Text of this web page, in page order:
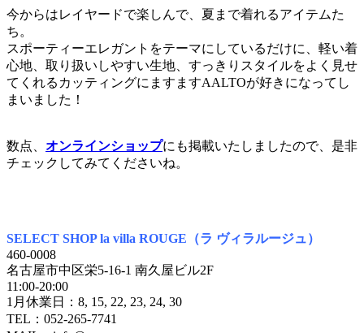
今からはレイヤードで楽しんで、夏まで着れるアイテムた
ち。
スポーティーエレガントをテーマにしているだけに、軽い着
心地、取り扱いしやすい生地、すっきりスタイルをよく見せ
てくれるカッティングにますますAALTOが好きになってし
まいました！
数点、 オンラインショップにも掲載いたしましたので、是非
チェックしてみてくださいね。
SELECT SHOP la villa ROUGE（ラ ヴィラルージュ）
460-0008
名古屋市中区栄5-16-1 南久屋ビル2F
11:00-20:00
1月休業日：8, 15, 22, 23, 24, 30
TEL：052-265-7741